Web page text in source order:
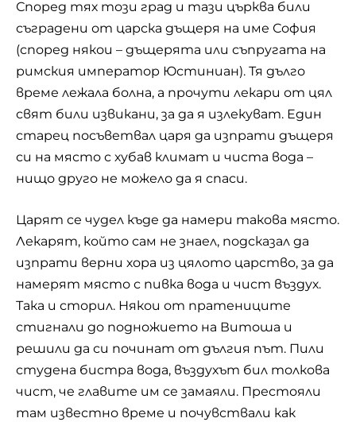
Според тях този град и тази църква били
съградени от царска дъщеря на име София
(според някои – дъщерята или съпругата на
римския император Юстиниан). Тя дълго
време лежала болна, а прочути лекари от цял
свят били извикани, за да я излекуват. Един
старец посъветвал царя да изпрати дъщеря
си на място с хубав климат и чиста вода –
нищо друго не можело да я спаси.
Царят се чудел къде да намери такова място.
Лекарят, който сам не знаел, подсказал да
изпрати верни хора из цялото царство, за да
намерят място с пивка вода и чист въздух.
Така и сторил. Някои от пратениците
стигнали до подножието на Витоша и
решили да си починат от дългия път. Пили
студена бистра вода, въздухът бил толкова
чист, че главите им се замаяли. Престояли
там известно време и почувствали как